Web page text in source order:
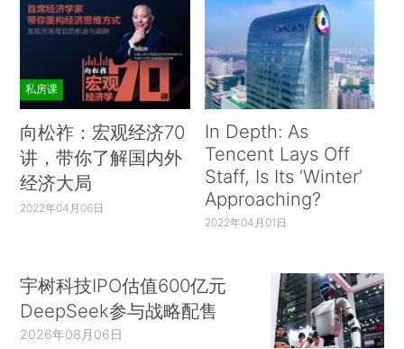
私房课
向松祚：宏观经济70
讲，带你了解国内外
经济大局
2022年04月06日
In Depth: As
Tencent Lays Off
Staff, Is Its ‘Winter’
Approaching?
2022年04月01日
宇树科技IPO估值600亿元
DeepSeek参与战略配售
2026年08月06日